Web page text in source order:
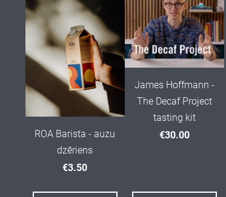
ROA Barista - auzu
dzēriens
€3.50
James Hoffmann -
The Decaf Project
tasting kit
€30.00